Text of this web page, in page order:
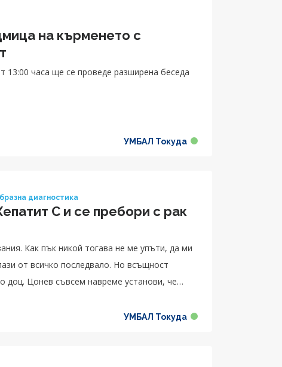
на кърменето с
беседа
УМБАЛ Токуда
диагностика
C и се пребори с рак
Как пък никой тогава не ме упъти, да ми
от всичко последвало. Но всъщност
доц. Цонев съвсем навреме установи, че
за профилактика и ако сам не отидеш да
УМБАЛ Токуда